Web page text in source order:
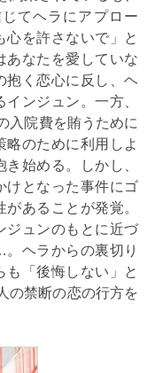
てヘラにアプロー
を許さないで」と
あなたを愛していな
抱く恋心に反し、ヘ
ンジュン。一方、
入院費を賄うために
略のために利用しよ
始める。しかし、
けとなった事件にゴ
あることが発覚。
ジュンのもとに近づ
ヘラからの裏切り
も「後悔しない」と
禁断の恋の行方を